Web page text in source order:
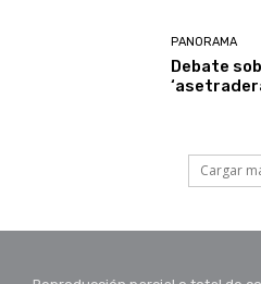
PANORAMA
Debate
Cargar